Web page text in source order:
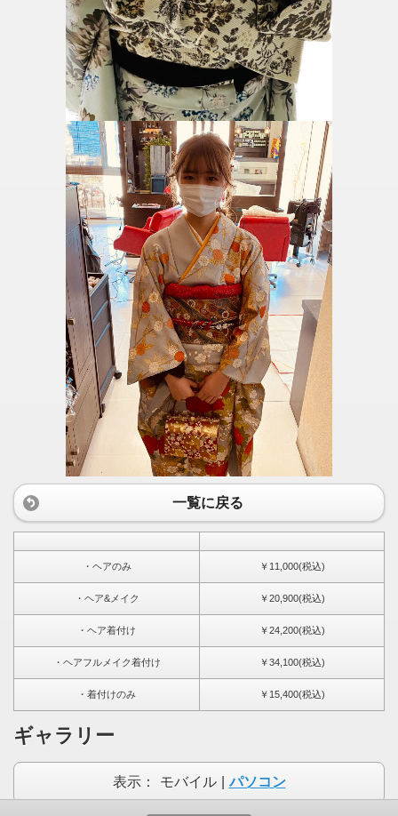
一覧に戻る
・ヘアのみ ￥11,000(税込)
・ヘア&メイク ￥20,900(税込)
・ヘア着付け ￥24,200(税込)
・ヘアフルメイク着付け ￥34,100(税込)
・着付けのみ ￥15,400(税込)
ギャラリー
表示： モバイル パソコン